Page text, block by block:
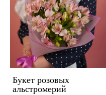
Букет розовых
альстромерий